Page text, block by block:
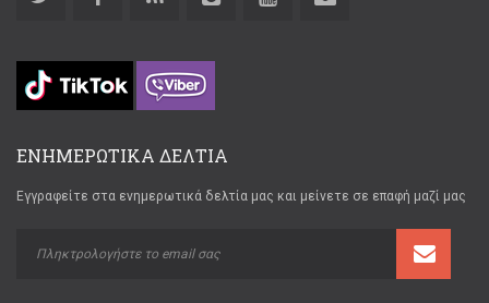
ΕΝΗΜΕΡΩΤΙΚΑ ΔΕΛΤΙΑ
Εγγραφείτε στα ενημερωτικά δελτία μας και μείνετε σε επαφή μαζί μας